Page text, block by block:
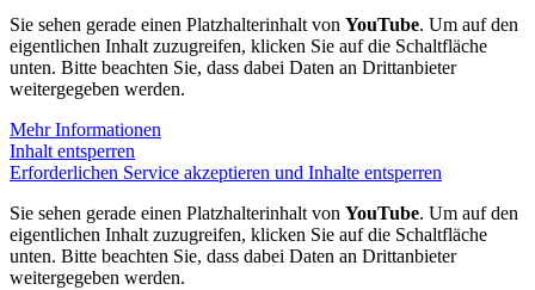
Sie sehen gerade einen Platzhalterinhalt von YouTube. Um auf den
eigentlichen Inhalt zuzugreifen, klicken Sie auf die Schaltfläche
unten. Bitte beachten Sie, dass dabei Daten an Drittanbieter
weitergegeben werden.
Mehr Informationen
Inhalt entsperren
Erforderlichen Service akzeptieren und Inhalte entsperren
Sie sehen gerade einen Platzhalterinhalt von YouTube. Um auf den
eigentlichen Inhalt zuzugreifen, klicken Sie auf die Schaltfläche
unten. Bitte beachten Sie, dass dabei Daten an Drittanbieter
weitergegeben werden.